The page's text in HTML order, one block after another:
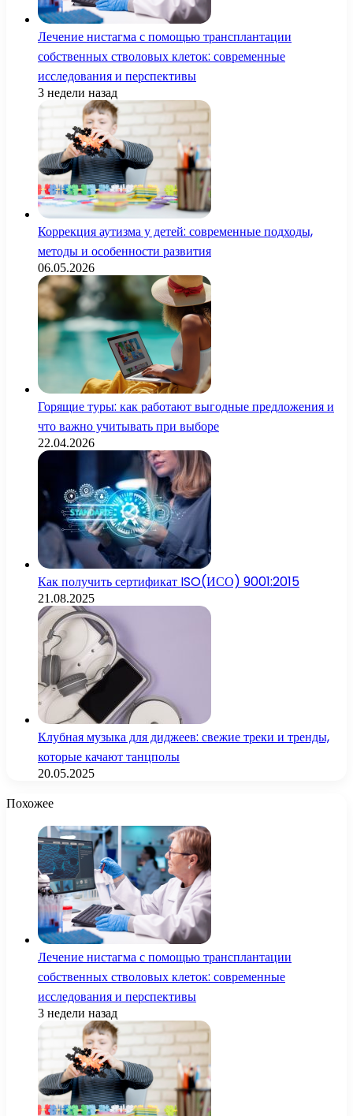
Лечение нистагма с помощью трансплантации
собственных стволовых клеток: современные
исследования и перспективы
3 недели назад
Коррекция аутизма у детей: современные подходы,
методы и особенности развития
06.05.2026
Горящие туры: как работают выгодные предложения и
что важно учитывать при выборе
22.04.2026
Как получить сертификат ISO(ИСО) 9001:2015
21.08.2025
Клубная музыка для диджеев: свежие треки и тренды,
которые качают танцполы
20.05.2025
Похожее
Лечение нистагма с помощью трансплантации
собственных стволовых клеток: современные
исследования и перспективы
3 недели назад